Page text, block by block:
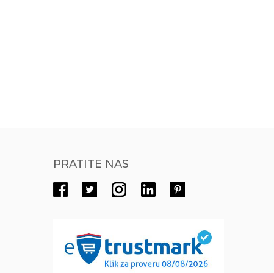
PRATITE NAS